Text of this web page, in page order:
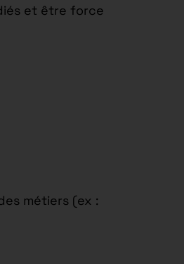
et être force
métiers (ex :